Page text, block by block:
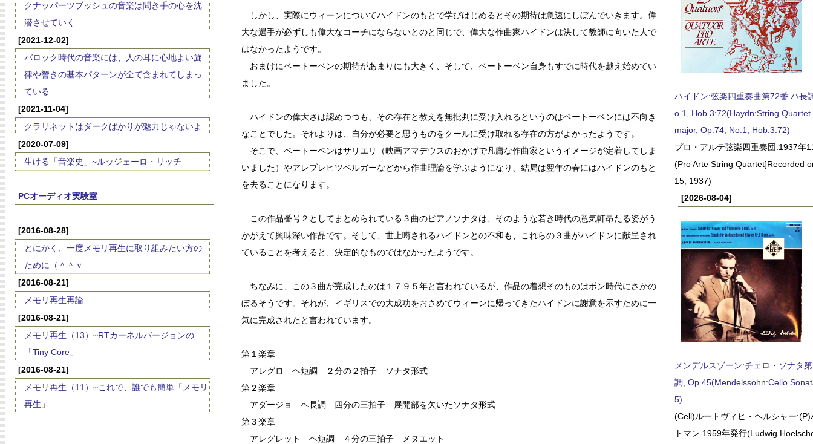
クナッパーツブッシュの音楽は聞き手の心を沈
潜させていく
[2021-12-02]
バロック時代の音楽には、人の耳に心地よい旋
律や響きの基本パターンが全て含まれてしまっ
ている
[2021-11-04]
クラリネットはダークばかりが魅力じゃないよ
[2020-07-09]
生ける「音楽史」~ルッジェーロ・リッチ
PCオーディオ実験室
[2016-08-28]
とにかく、一度メモリ再生に取り組みたい方の
ために（＾＾ｖ
[2016-08-21]
メモリ再生再論
[2016-08-21]
メモリ再生（13）~RTカーネルバージョンの
「Tiny Core」
[2016-08-21]
メモリ再生（11）~これで、誰でも簡単「メモリ
再生」
しかし、実際にウィーンについてハイドンのもとで学びはじめるとその期待は急速にしぼんでいきます。偉
大な選手が必ずしも偉大なコーチにならないとのと同じで、偉大な作曲家ハイドンは決して教師に向いた人で
はなかったようです。
おまけにベートーベンの期待があまりにも大きく、そして、ベートーベン自身もすでに時代を越え始めてい
ました。
ハイドンの偉大さは認めつつも、その存在と教えを無批判に受け入れるというのはベートーベンには不向き
なことでした。それよりは、自分が必要と思うものをクールに受け取れる存在の方がよかったようです。
そこで、ベートーベンはサリエリ（映画アマデウスのおかげで凡庸な作曲家というイメージが定着してしま
いました）やアレブレヒツベルガーなどから作曲理論を学ぶようになり、結局は翌年の春にはハイドンのもと
を去ることになります。
この作品番号２としてまとめられている３曲のピアノソナタは、そのような若き時代の意気軒昂たる姿がう
かがえて興味深い作品です。そして、世上噂されるハイドンとの不和も、これらの３曲がハイドンに献呈され
ていることを考えると、決定的なものではなかったようです。
ちなみに、この３曲が完成したのは１７９５年と言われているが、作品の着想そのものはボン時代にさかの
ぼるそうです。それが、イギリスでの大成功をおさめてウィーンに帰ってきたハイドンに謝意を示すために一
気に完成されたと言われています。
第１楽章
アレグロ ヘ短調 ２分の２拍子 ソナタ形式
第２楽章
アダージョ ヘ長調 四分の三拍子 展開部を欠いたソナタ形式
第３楽章
アレグレット ヘ短調 ４分の三拍子 メヌエット
ハイドン:弦楽四重奏曲第72番 ハ長
o.1, Hob.3:72(Haydn:String Quartet
major, Op.74, No.1, Hob.3:72)
プロ・アルテ弦楽四重奏団:1937年
(Pro Arte String Quartet]Recorded
15, 1937)
[2026-08-04]
メンデルスゾーン:チェロ・ソナタ
調, Op.45(Mendelssohn:Cello
5)
(Cell)ルートヴィヒ・ヘルシャー
トマン 1959年発行(Ludwig